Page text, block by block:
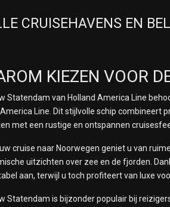
CRUISEHAVENS EN
KIEZEN VOOR
Statendam van Holland America Line
America Line. Dit stijlvolle schip
met een rustige en ontspannen
cruise naar Noorwegen geniet u van
uitzichten over zee en de fjorden.
aan, terwijl u toch profiteert van luxe
Statendam is bijzonder populair bij